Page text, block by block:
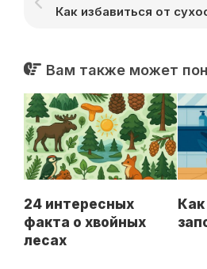
Как избавиться от
Вам также может
24 интересных
факта о хвойных
лесах
Как